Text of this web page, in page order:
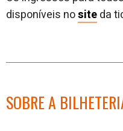
disponíveis nositeda
SOBRE A